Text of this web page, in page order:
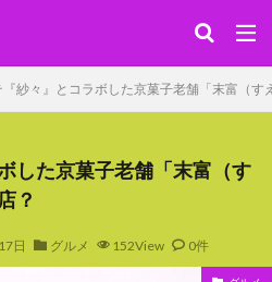
『紗々』とコラボした京菓子老舗「末富（す
した京菓子老舗「末富（す
？
日 グルメ 152View 0件